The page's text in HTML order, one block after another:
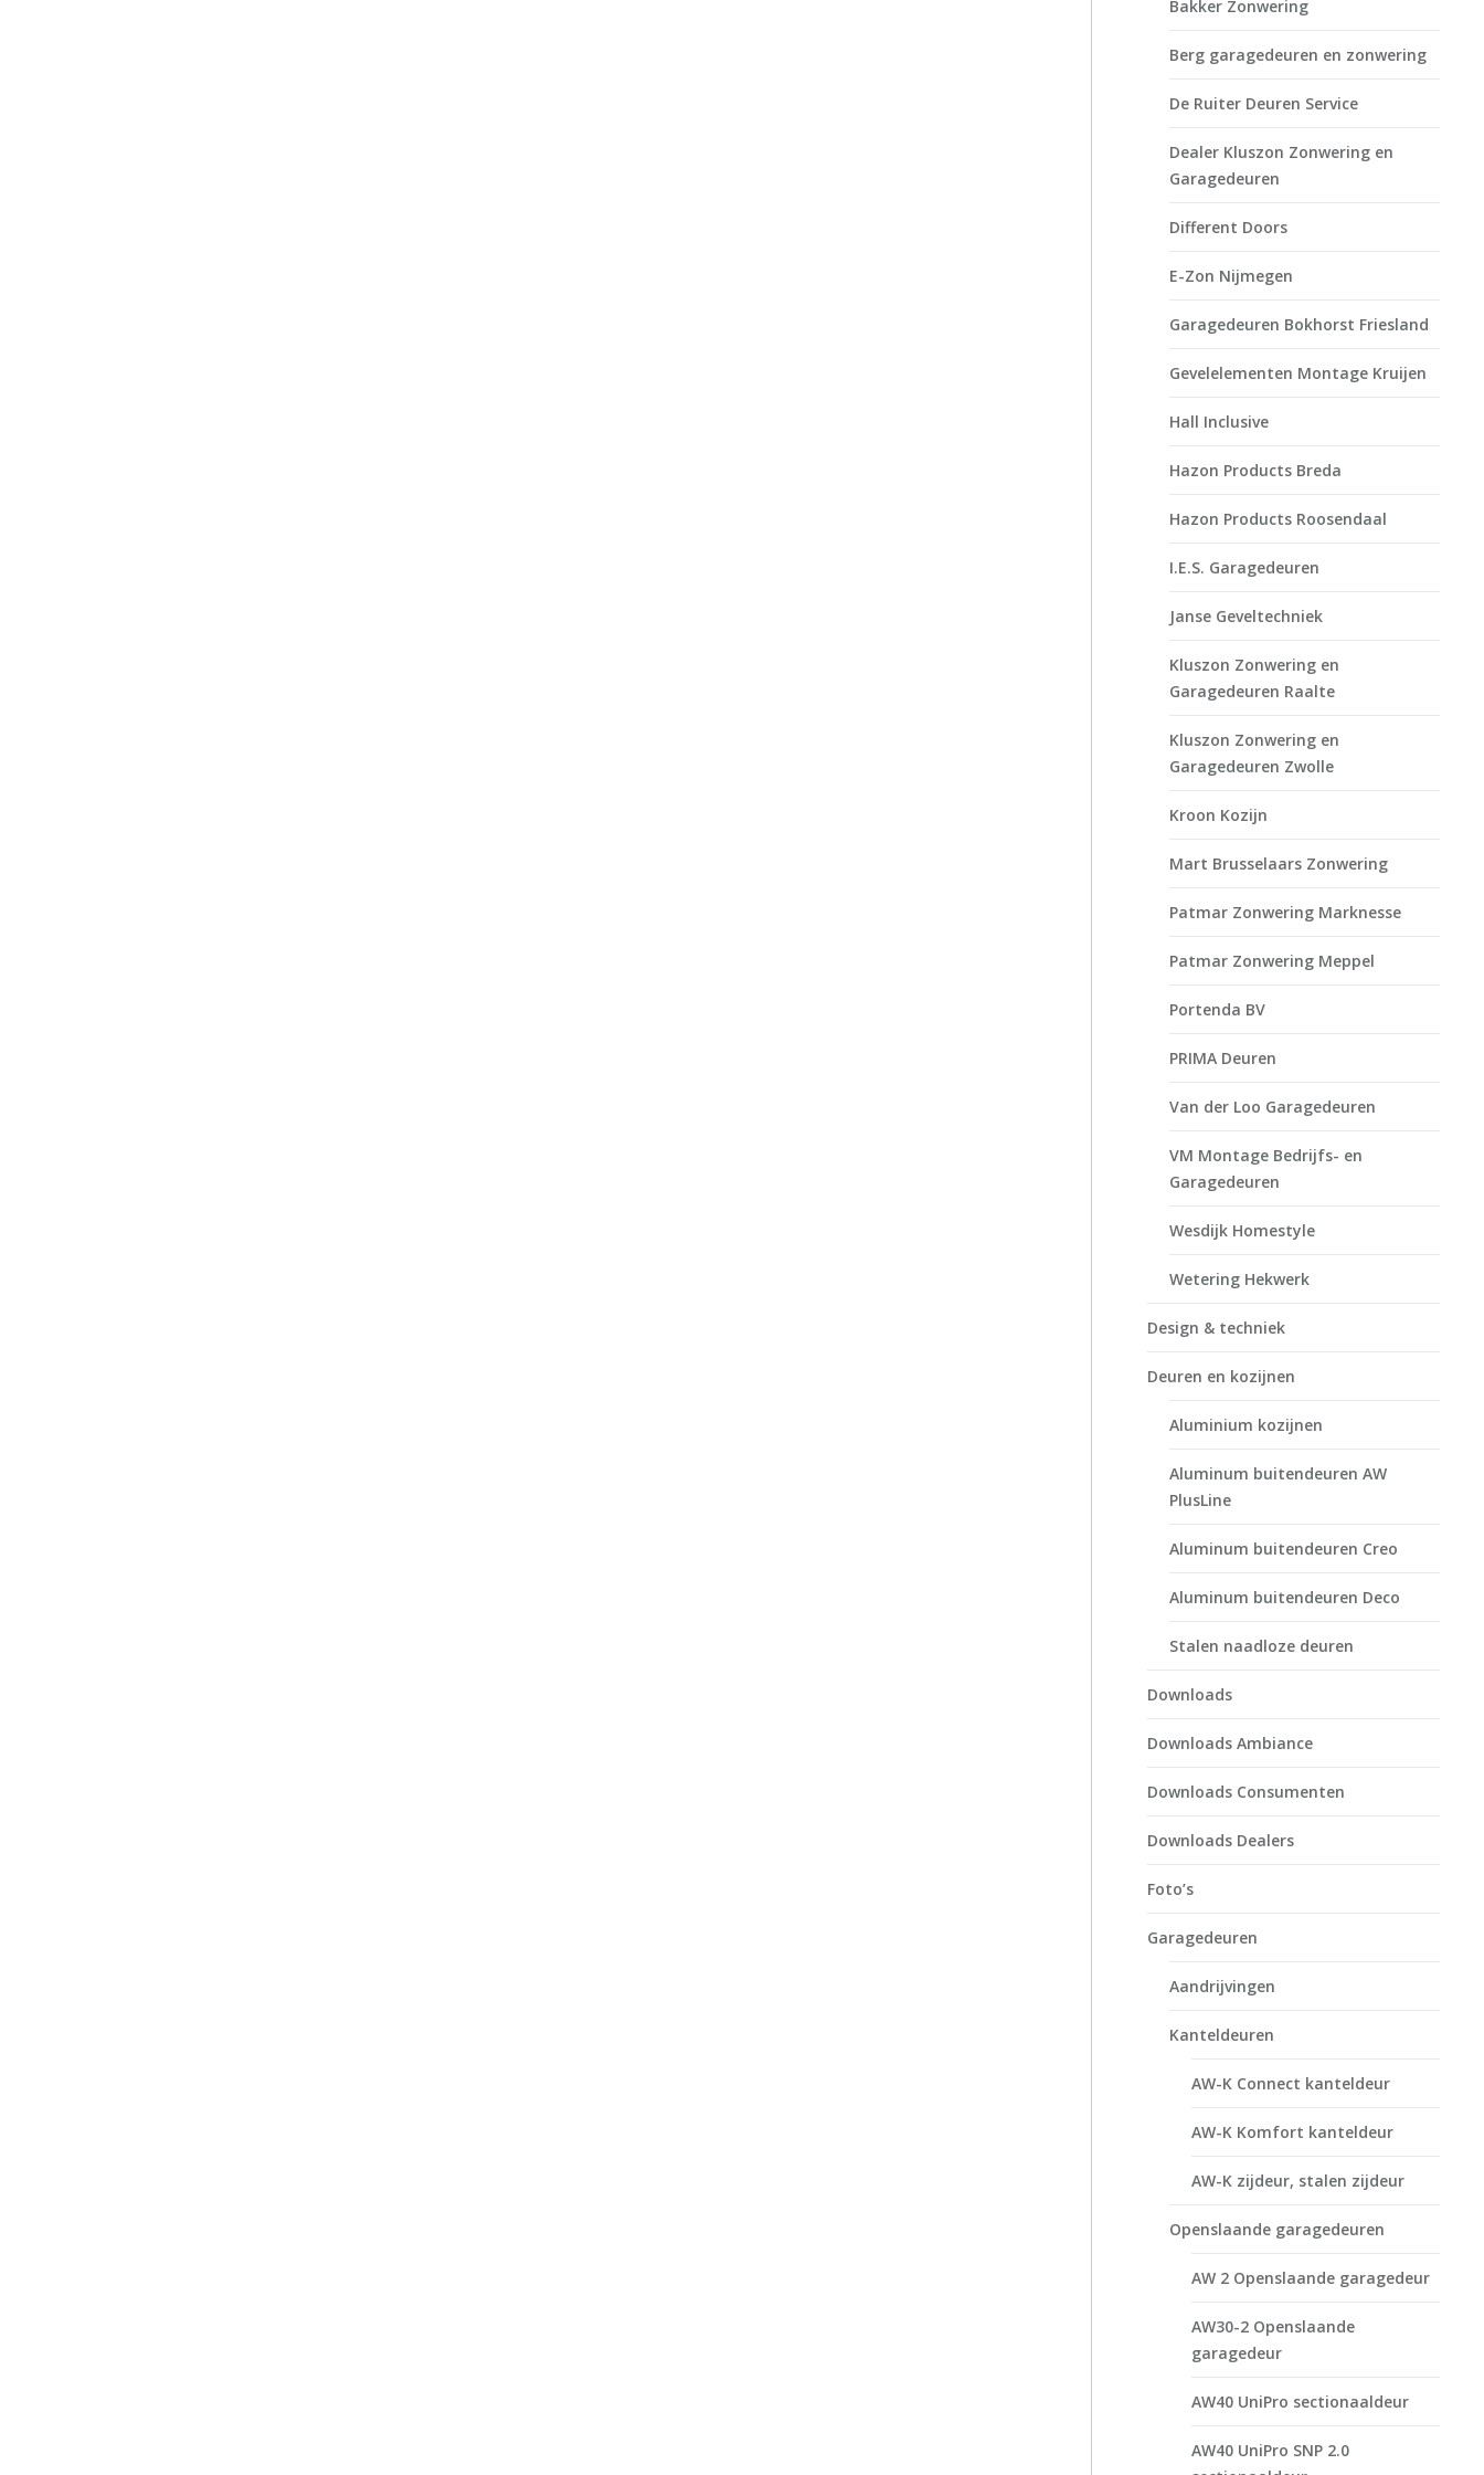
Bakker Zonwering
Berg garagedeuren en zonwering
De Ruiter Deuren Service
Dealer Kluszon Zonwering en
Garagedeuren
Different Doors
E-Zon Nijmegen
Garagedeuren Bokhorst Friesland
Gevelelementen Montage Kruijen
Hall Inclusive
Hazon Products Breda
Hazon Products Roosendaal
I.E.S. Garagedeuren
Janse Geveltechniek
Kluszon Zonwering en
Garagedeuren Raalte
Kluszon Zonwering en
Garagedeuren Zwolle
Kroon Kozijn
Mart Brusselaars Zonwering
Patmar Zonwering Marknesse
Patmar Zonwering Meppel
Portenda BV
PRIMA Deuren
Van der Loo Garagedeuren
VM Montage Bedrijfs- en
Garagedeuren
Wesdijk Homestyle
Wetering Hekwerk
Design & techniek
Deuren en kozijnen
Aluminium kozijnen
Aluminum buitendeuren AW
PlusLine
Aluminum buitendeuren Creo
Aluminum buitendeuren Deco
Stalen naadloze deuren
Downloads
Downloads Ambiance
Downloads Consumenten
Downloads Dealers
Foto’s
Garagedeuren
Aandrijvingen
Kanteldeuren
AW-K Connect kanteldeur
AW-K Komfort kanteldeur
AW-K zijdeur, stalen zijdeur
Openslaande garagedeuren
AW 2 Openslaande garagedeur
AW30-2 Openslaande
garagedeur
AW40 UniPro sectionaaldeur
AW40 UniPro SNP 2.0